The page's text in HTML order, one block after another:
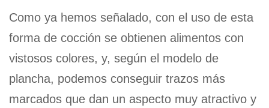
Como ya hemos señalado, con el uso de esta
forma de cocción se obtienen alimentos con
vistosos colores, y, según el modelo de
plancha, podemos conseguir trazos más
marcados que dan un aspecto muy atractivo y